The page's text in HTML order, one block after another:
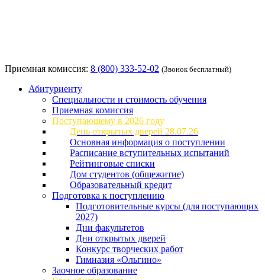
Приемная комиссия: 8 (800) 333-52-02 (Звонок бесплатный)
Абитуриенту
Специальности и стоимость обучения
Приемная комиссия
Поступающему в 2026 году
День открытых дверей 28.07.26
Основная информация о поступлении
Расписание вступительных испытаний
Рейтинговые списки
Дом студентов (общежитие)
Образовательный кредит
Подготовка к поступлению
Подготовительные курсы (для поступающих
2027)
Дни факультетов
Дни открытых дверей
Конкурс творческих работ
Гимназия «Ольгино»
Заочное образование